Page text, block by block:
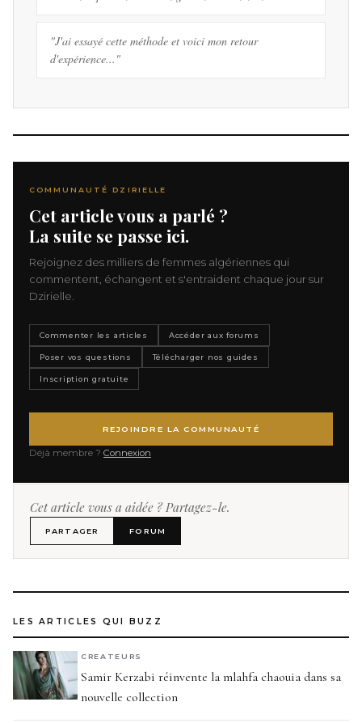
"J'ai essayé cette méthode et voici mon retour
d'expérience..."
COMMUNAUTÉ DZIRIELLE
Cet article vous a parlé ?
La suite se passe ici.
Rejoignez des milliers de femmes algériennes qui
commentent, échangent et s'entraident chaque jour sur
Dzirielle.
Commenter les articles Accéder aux forums
Poser vos questions Télécharger nos guides
Inscription gratuite
REJOINDRE LA COMMUNAUTÉ
Déjà membre ? Connexion
Cet article vous a aidée ? Partagez-le.
PARTAGER FORUM
LES ARTICLES QUI BUZZ
CREATEURS
Samir Kerzabi réinvente la mlahfa chaouia dans sa
nouvelle collection